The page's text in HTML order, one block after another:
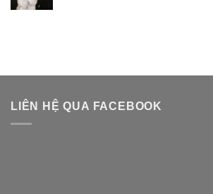
LIÊN HỆ QUA FACEBOOK